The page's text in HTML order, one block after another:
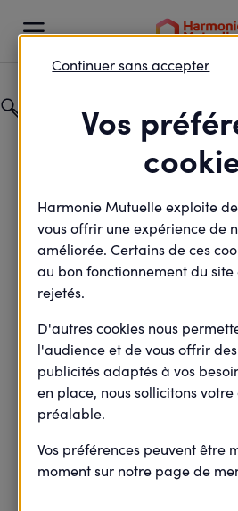

Catégorie
Entrepreneurs
Champ de recherche
Retour
Vos
Harmonie Mutuelle exploite
vous offrir une expérience de
améliorée. Certains de ces
au bon fonctionnement du
rejetés.
D'autres cookies nous
l'audience et de vous offrir
publicités adaptés à vos
en place, nous sollicitons
préalable.
Vos préférences peuvent être
moment sur notre page de
Continuer sans accepter